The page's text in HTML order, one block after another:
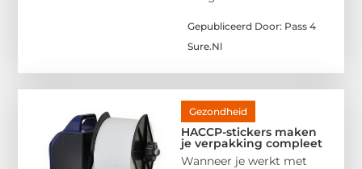
Gepubliceerd Door: Pass 4
Sure.nl
Gezondheid
HACCP-stickers maken
je verpakking compleet
Wanneer je werkt met